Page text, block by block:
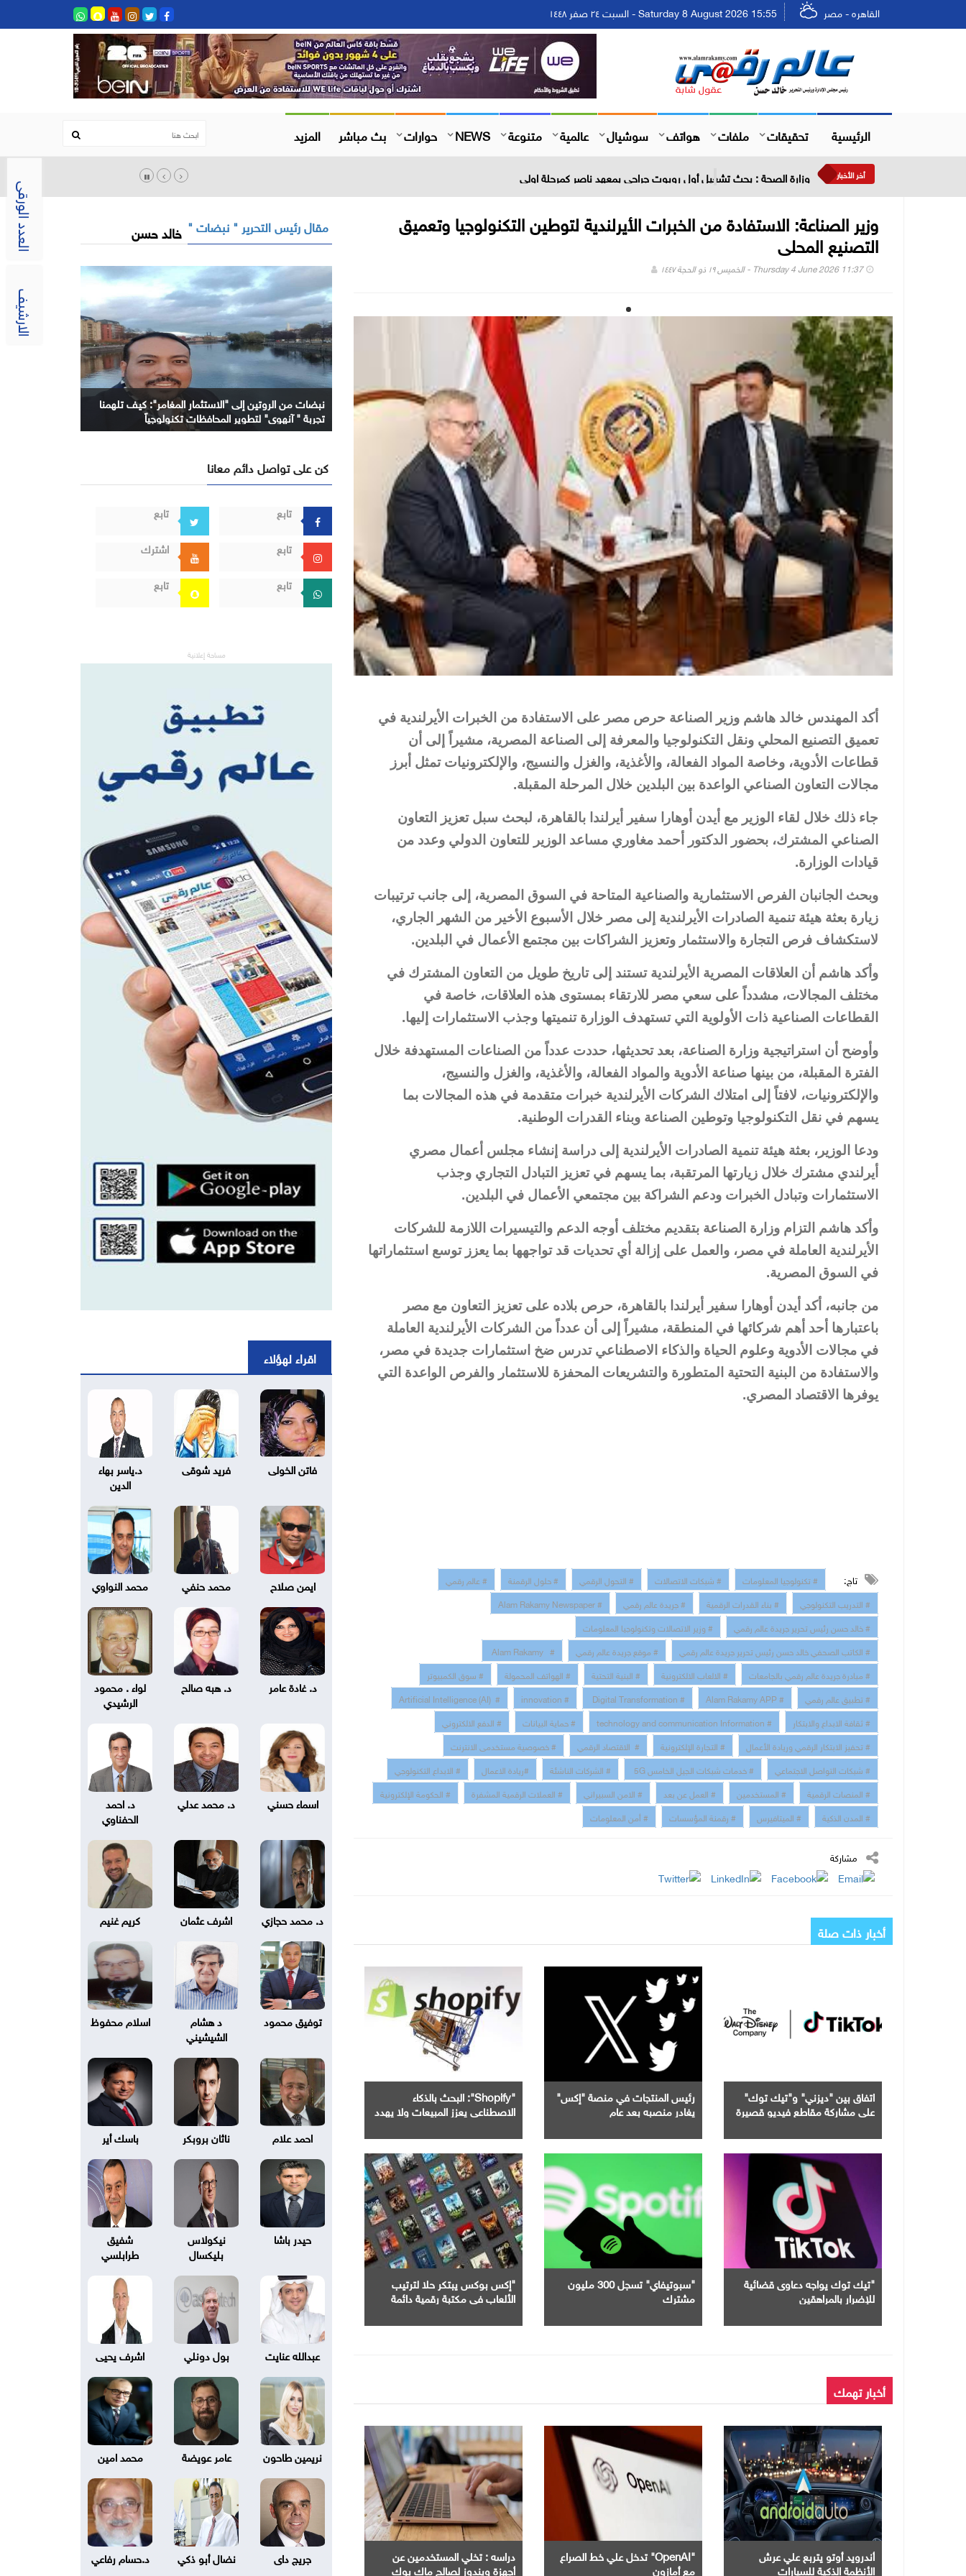
العدد الورقى
الارشيف
القاهره - مصر Saturday 8 August 2026 15:55 - السبت ٢٤ صفر ١٤٤٨
الرئيسية تحقيقات ملفات هواتف سوشيال عالمية متنوعة NEWS حوارات بث مباشر المزيد
أخر الأخبار وزارة الصحة : بحث تشغيل أول روبوت جراحي بمعهد ناصر كمرحلة اولي
وزير الصناعة: الاستفادة من الخبرات الأيرلندية لتوطين التكنولوجيا وتعميق
التصنيع المحلى
Thursday 4 June 2026 11:37 - الخميس ١٩ ذو الحجة ١٤٤٧
أكد المهندس خالد هاشم وزير الصناعة حرص مصر على الاستفادة من الخبرات الأيرلندية في
تعميق التصنيع المحلي ونقل التكنولوجيا والمعرفة إلى الصناعة المصرية، مشيراً إلى أن
قطاعات الأدوية، وخاصة المواد الفعالة، والأغذية، والغزل والنسيج، والإلكترونيات تمثل أبرز
مجالات التعاون الصناعي الواعدة بين البلدين خلال المرحلة المقبلة.
جاء ذلك خلال لقاء الوزير مع أيدن أوهارا سفير أيرلندا بالقاهرة، لبحث سبل تعزيز التعاون
الصناعي المشترك، بحضور الدكتور أحمد مغاوري مساعد الوزير للتعاون الدولي وعدد من
قيادات الوزارة.
وبحث الجانبان الفرص الاستثمارية والصناعية المتاحة في السوق المصرية، إلى جانب ترتيبات
زيارة بعثة هيئة تنمية الصادرات الأيرلندية إلى مصر خلال الأسبوع الأخير من الشهر الجاري،
لاستكشاف فرص التجارة والاستثمار وتعزيز الشراكات بين مجتمع الأعمال في البلدين.
وأكد هاشم أن العلاقات المصرية الأيرلندية تستند إلى تاريخ طويل من التعاون المشترك في
مختلف المجالات، مشدداً على سعي مصر للارتقاء بمستوى هذه العلاقات، خاصة في
القطاعات الصناعية ذات الأولوية التي تستهدف الوزارة تنميتها وجذب الاستثمارات إليها.
وأوضح أن استراتيجية وزارة الصناعة، بعد تحديثها، حددت عدداً من الصناعات المستهدفة خلال
الفترة المقبلة، من بينها صناعة الأدوية والمواد الفعالة، والأغذية، والغزل والنسيج،
والإلكترونيات، لافتاً إلى امتلاك الشركات الأيرلندية خبرات متقدمة في هذه المجالات بما
يسهم في نقل التكنولوجيا وتوطين الصناعة وبناء القدرات الوطنية.
ودعا الوزير، بعثة هيئة تنمية الصادرات الأيرلندية إلى دراسة إنشاء مجلس أعمال مصري
أيرلندي مشترك خلال زيارتها المرتقبة، بما يسهم في تعزيز التبادل التجاري وجذب
الاستثمارات وتبادل الخبرات ودعم الشراكة بين مجتمعي الأعمال في البلدين.
وأكد هاشم التزام وزارة الصناعة بتقديم مختلف أوجه الدعم والتيسيرات اللازمة للشركات
الأيرلندية العاملة في مصر، والعمل على إزالة أي تحديات قد تواجهها بما يعزز توسع استثماراتها
في السوق المصرية.
من جانبه، أكد أيدن أوهارا سفير أيرلندا بالقاهرة، حرص بلاده على تعزيز التعاون مع مصر
باعتبارها أحد أهم شركائها في المنطقة، مشيراً إلى أن عدداً من الشركات الأيرلندية العاملة
في مجالات الأدوية وعلوم الحياة والذكاء الاصطناعي تدرس ضخ استثمارات جديدة في مصر،
والاستفادة من البنية التحتية المتطورة والتشريعات المحفزة للاستثمار والفرص الواعدة التي
يوفرها الاقتصاد المصري.
تاج: # تكنولوجيا المعلومات # شبكات الاتصالات # التحول الرقمي # حلول الرقمنة
# عالم رقمي
# التدريب التكنولوجي
# بناء القدرات الرقمية # جريدة عالم رقمي
# Alam Rakamy Newspaper
# خالد حسن رئيس تحرير جريدة عالم رقمي
# وزير الاتصالات وتكنولوجيا المعلومات
# الكاتب الصحفي خالد حسن رئيس تحرير جريدة عالم رقمي
# موقع جريدة عالم رقمي
# Alam Rakamy
# مبادرة جريدة عالم رقمي بالجامعات
# الالعاب الالكترونية # البنية التحتية # الهواتف المحمولة
# سوق الكمبيوتر
# تطبيق عالم رقمي
# Alam Rakamy APP
# Digital Transformation
# innovation
# Artificial Intelligence (AI)
# ثقافة الابداع والابتكار
# technology and communication Information # حماية البيانات
# الدفع الالكتروني
# تحفيز الابتكار الرقمي وريادة الأعمال
# التجارة الإلكترونية # الاقتصاد الرقمي
# خصوصية مستخدمى الانترنت
# شبكات التواصل الاجتماعي
# خدمات شبكات الجيل الخامس 5G # الشركات الناشئة #ريادة الاعمال
# الابداع التكنولوجي
# المنصات الرقمية
# المستخدمين # العمل عن بعد # الامن السبيراني # العملات الرقمية المشفرة
# الحكومة الإلكترونية
# المدن الذكية
# الميتافيرس # رقمنة المؤسسات # أمن المعلومات
مشاركة
أخبار ذات صلة
اتفاق بين "ديزني" و"تيك توك"
على مشاركة مقاطع فيديو قصيرة
رئيس المنتجات في منصة "إكس"
يغادر منصبه بعد عام
"Shopify": البحث بالذكاء
الاصطناعي يعزز المبيعات ولا يهدد
"تيك توك يواجه دعاوى قضائية
للإضرار بالمراهقين
"سبوتيفاي" تسجل 300 مليون
مشترك
"إكس بوكس يبتكر حلا لترتيب
الألعاب في مكتبة رقمية دائمة
أخبار تهمك
أندرويد أوتو يتربع علي عرش
الأنظمة الذكية للسيارات
"OpenAI" تدخل علي خط الصراع
مع أمازون
دراسه : تخلي المستخدمين عن
أجهزة ويندوز لصالح ماك بوك
مقال رئيس التحرير " نبضات " خالد حسن
نبضات من الروتين إلى "الاستثمار المغامر": كيف تلهمنا
تجربة " آنهوي" لتطوير المحافظات تكنولوجياً
كن على تواصل دائم معانا
تابع
تابع
تابع
اشترك
تابع
تابع
مساحة إعلانية
اقراء لهؤلاء
فاتن الخولى فريد شوقى
د.ياسر بهاء
الدين
ايمن صلاح محمد حنفي محمد النواوي
د. غادة عامر د. هبه صالح
لواء . محمود
الرشيدي
اسماء حسني د. محمد عدلي
د. احمد
الحفناوي
د. محمد حجازي اشرف عثمان كريم غنيم
توفيق محمود
د هشام
الشيشيني
اسلام محفوظ
احمد علام ناثان بروبكر باسك أير
حيدر باشا
نيكولاس
بليكسال
شفيق
طرابلسي
عبدالله عنايت بول دونلي اشرف يحيى
نريمين طاحون عامر عويضة محمد امين
جريج داى نضال أبو ذكي د.حسام رفاعي